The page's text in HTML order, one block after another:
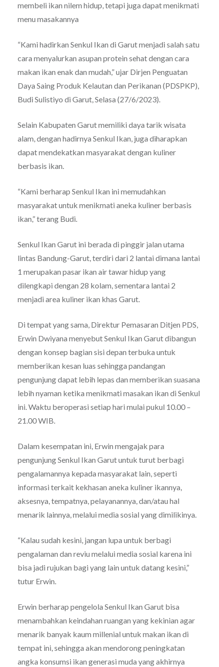
membeli ikan nilem hidup, tetapi juga dapat menikmati
menu masakannya
“Kami hadirkan Senkul Ikan di Garut menjadi salah satu
cara menyalurkan asupan protein sehat dengan cara
makan ikan enak dan mudah,” ujar Dirjen Penguatan
Daya Saing Produk Kelautan dan Perikanan (PDSPKP),
Budi Sulistiyo di Garut, Selasa (27/6/2023).
Selain Kabupaten Garut memiliki daya tarik wisata
alam, dengan hadirnya Senkul Ikan, juga diharapkan
dapat mendekatkan masyarakat dengan kuliner
berbasis ikan.
“Kami berharap Senkul Ikan ini memudahkan
masyarakat untuk menikmati aneka kuliner berbasis
ikan,” terang Budi.
Senkul Ikan Garut ini berada di pinggir jalan utama
lintas Bandung-Garut, terdiri dari 2 lantai dimana lantai
1 merupakan pasar ikan air tawar hidup yang
dilengkapi dengan 28 kolam, sementara lantai 2
menjadi area kuliner ikan khas Garut.
Di tempat yang sama, Direktur Pemasaran Ditjen PDS,
Erwin Dwiyana menyebut Senkul Ikan Garut dibangun
dengan konsep bagian sisi depan terbuka untuk
memberikan kesan luas sehingga pandangan
pengunjung dapat lebih lepas dan memberikan suasana
lebih nyaman ketika menikmati masakan ikan di Senkul
ini. Waktu beroperasi setiap hari mulai pukul 10.00 –
21.00 WIB.
Dalam kesempatan ini, Erwin mengajak para
pengunjung Senkul Ikan Garut untuk turut berbagi
pengalamannya kepada masyarakat lain, seperti
informasi terkait kekhasan aneka kuliner ikannya,
aksesnya, tempatnya, pelayanannya, dan/atau hal
menarik lainnya, melalui media sosial yang dimilikinya.
“Kalau sudah kesini, jangan lupa untuk berbagi
pengalaman dan reviu melalui media sosial karena ini
bisa jadi rujukan bagi yang lain untuk datang kesini,”
tutur Erwin.
Erwin berharap pengelola Senkul Ikan Garut bisa
menambahkan keindahan ruangan yang kekinian agar
menarik banyak kaum millenial untuk makan ikan di
tempat ini, sehingga akan mendorong peningkatan
angka konsumsi ikan generasi muda yang akhirnya